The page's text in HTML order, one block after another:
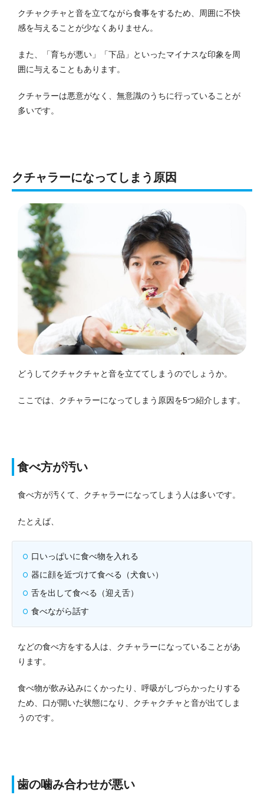
クチャクチャと音を立てながら食事をするため、周囲に不快
感を与えることが少なくありません。
また、「育ちが悪い」「下品」といったマイナスな印象を周
囲に与えることもあります。
クチャラーは悪意がなく、無意識のうちに行っていることが
多いです。
クチャラーになってしまう原因
どうしてクチャクチャと音を立ててしまうのでしょうか。
ここでは、クチャラーになってしまう原因を5つ紹介します。
食べ方が汚い
食べ方が汚くて、クチャラーになってしまう人は多いです。
たとえば、
口いっぱいに食べ物を入れる
器に顔を近づけて食べる（犬食い）
舌を出して食べる（迎え舌）
食べながら話す
などの食べ方をする人は、クチャラーになっていることがあ
ります。
食べ物が飲み込みにくかったり、呼吸がしづらかったりする
ため、口が開いた状態になり、クチャクチャと音が出てしま
うのです。
歯の噛み合わせが悪い